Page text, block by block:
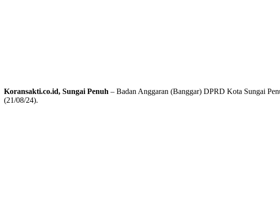
Koransakti.co.id, Sungai Penuh – Badan Anggaran (Banggar) DPRD Kota Sungai
(21/08/24).